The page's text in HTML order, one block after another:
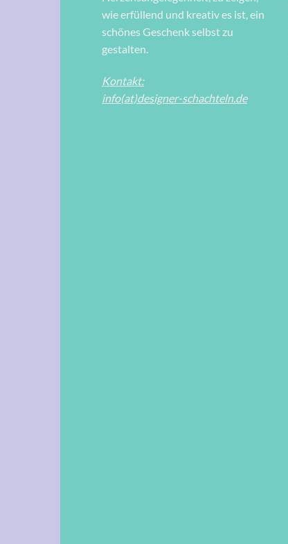
wie erfüllend und kreativ es ist, ein
schönes Geschenk selbst zu
gestalten.
Kontakt:
info(at)designer-schachteln.de